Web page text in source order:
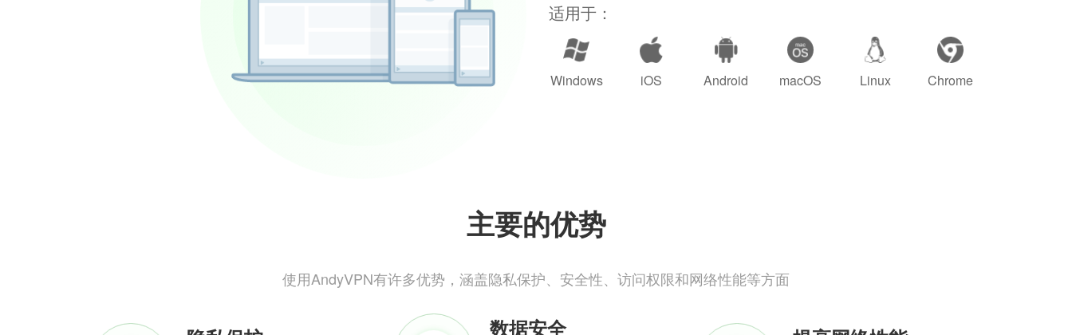
适用于：
Windows iOS Android macOS Linux Chrome
主要的优势
使用AndyVPN有许多优势，涵盖隐私保护、安全性、访问权限和网络性能等方面
数据安全